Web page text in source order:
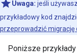
Uwaga: jeśli
przykładowy kod
przeprowadzić migrację
Poniższe